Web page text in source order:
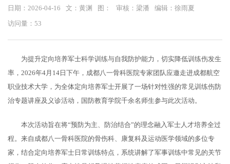
日期：2026-04-16 文：黄渊 图： 审核：梁潘 编辑：徐雨夏
访问量： 53
为提升定向培养军士科学训练与自我防护能力，切实降低训练伤发生
率，2026年4月14日下午，成都八一骨科医院专家团队应邀走进成都航空
职业技术大学，为全体定向培养军士开展了一场针对性强的常见训练伤防
治专题讲座及义诊活动，国防教育学院千余名师生参与此次活动。
本次活动旨在将“预防为主、防治结合”的理念融入军士人才培养全过
程。来自成都八一骨科医院的骨伤科、康复科及运动医学领域的多位专
家，结合定向培养军士日常训练特点，系统讲解了军事训练中常见的关节